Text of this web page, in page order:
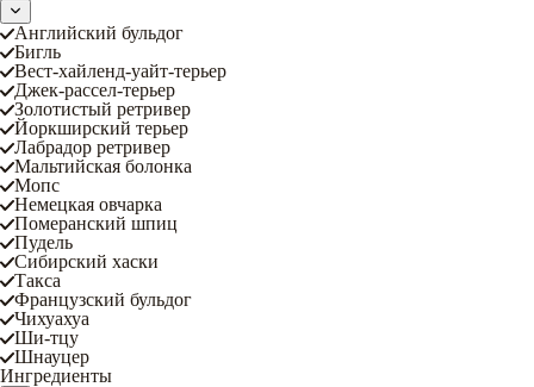
Английский бульдог
Бигль
Вест-хайленд-уайт-терьер
Джек-рассел-терьер
Золотистый ретривер
Йоркширский терьер
Лабрадор ретривер
Мальтийская болонка
Мопс
Немецкая овчарка
Померанский шпиц
Пудель
Сибирский хаски
Такса
Французский бульдог
Чихуахуа
Ши-тцу
Шнауцер
Ингредиенты